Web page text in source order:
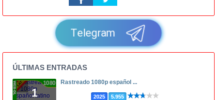
Telegram
ÚLTIMAS ENTRADAS
1
1080p Rastreado 1080p español ...
2025 5.955